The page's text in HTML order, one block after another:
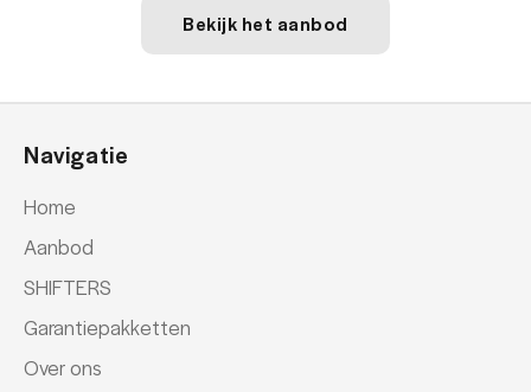
Bekijk het aanbod
Navigatie
Home
Aanbod
SHIFTERS
Garantiepakketten
Over ons